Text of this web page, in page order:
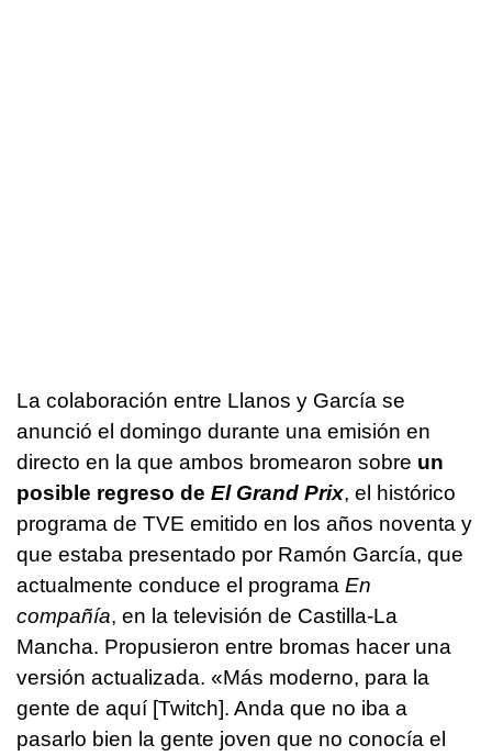
La colaboración entre Llanos y García se
anunció el domingo durante una emisión en
directo en la que ambos bromearon sobre un
posible regreso de El Grand Prix, el histórico
programa de TVE emitido en los años noventa y
que estaba presentado por Ramón García, que
actualmente conduce el programa En
compañía, en la televisión de Castilla-La
Mancha. Propusieron entre bromas hacer una
versión actualizada. «Más moderno, para la
gente de aquí [Twitch]. Anda que no iba a
pasarlo bien la gente joven que no conocía el